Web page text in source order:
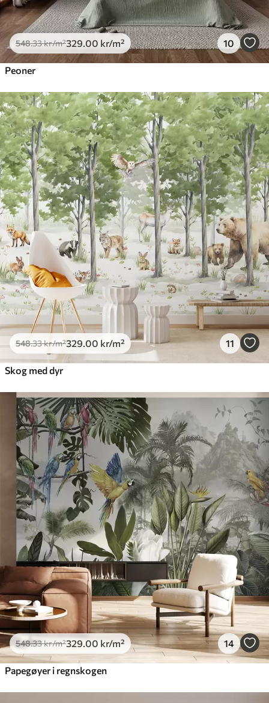
548.33kr/m²329 .00 kr/m² 10
Peoner
548.33kr/m²329 .00 kr/m² 11
Skog med dyr
548.33kr/m²329 .00 kr/m² 14
Papegøyer i regnskogen